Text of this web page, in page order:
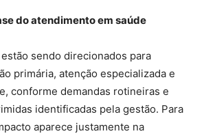
do atendimento em saúde
sendo direcionados para
primária, atenção especializada e
conforme demandas rotineiras e
identificadas pela gestão. Para
aparece justamente na